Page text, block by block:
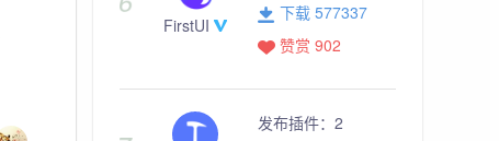
FirstUI
下载 577337
赞赏 902
发布插件： 2